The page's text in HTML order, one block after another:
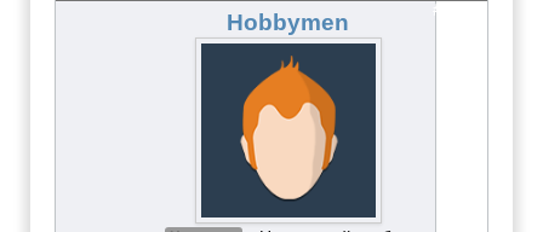
#3877
Hobbymen